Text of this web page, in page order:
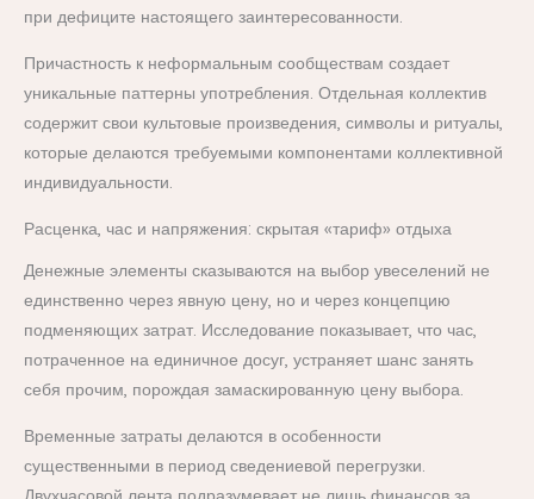
при дефиците настоящего заинтересованности.
Причастность к неформальным сообществам создает
уникальные паттерны употребления. Отдельная коллектив
содержит свои культовые произведения, символы и ритуалы,
которые делаются требуемыми компонентами коллективной
индивидуальности.
Расценка, час и напряжения: скрытая «тариф» отдыха
Денежные элементы сказываются на выбор увеселений не
единственно через явную цену, но и через концепцию
подменяющих затрат. Исследование показывает, что час,
потраченное на единичное досуг, устраняет шанс занять
себя прочим, порождая замаскированную цену выбора.
Временные затраты делаются в особенности
существенными в период сведениевой перегрузки.